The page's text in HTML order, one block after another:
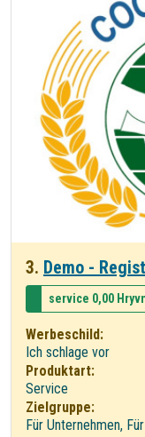
3. Demo -
service 0,00
Werbeschild:
Ich schlage vor
Produktart:
Service
Zielgruppe:
Für Unternehmen,